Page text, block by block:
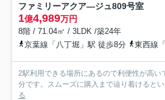
ファミリーアクア―ジュ809号室
1億4,989万円
8階 / 71.04㎡ / 3LDK /築24年
京葉線「八丁堀」駅 徒歩8分
東西線
2駅利用できる場所にあるので利便性が高い
分です。スムーズに購入まで辿り着けると
る